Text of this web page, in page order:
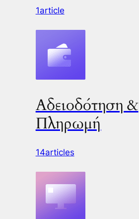
1article
Αδειοδότηση &
Πληρωμή
14articles